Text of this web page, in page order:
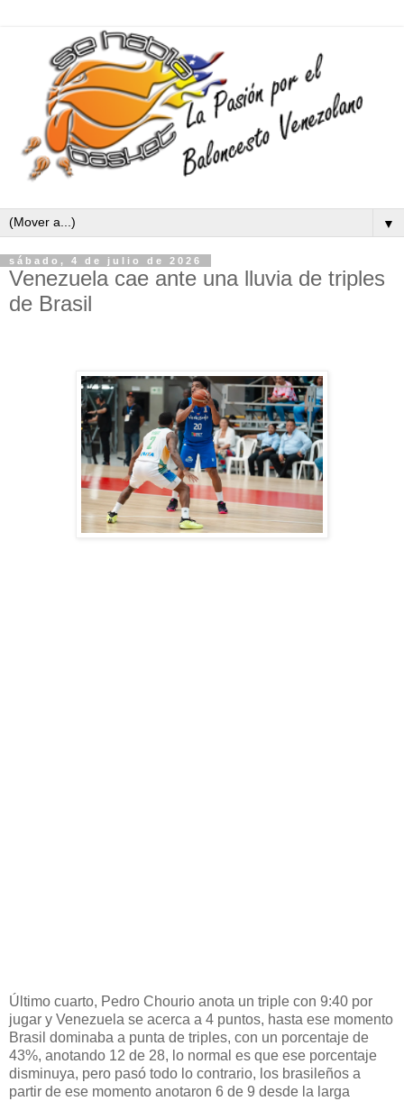
▼
sábado, 4 de julio de 2026
Venezuela cae ante una lluvia de triples
de Brasil
Último cuarto, Pedro Chourio anota un triple con 9:40 por
jugar y Venezuela se acerca a 4 puntos, hasta ese momento
Brasil dominaba a punta de triples, con un porcentaje de
43%, anotando 12 de 28, lo normal es que ese porcentaje
disminuya, pero pasó todo lo contrario, los brasileños a
partir de ese momento anotaron 6 de 9 desde la larga